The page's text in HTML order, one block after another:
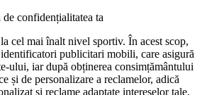
confidențialitatea ta
cel mai înalt nivel sportiv. În acest scop,
publicitari mobili, care asigură
ului, iar după obținerea consimțământului
și de personalizare a reclamelor, adică
și reclame adaptate intereselor tale,